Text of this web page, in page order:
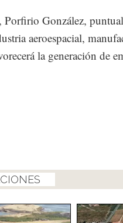
González,
aeroespacial,
la generación de